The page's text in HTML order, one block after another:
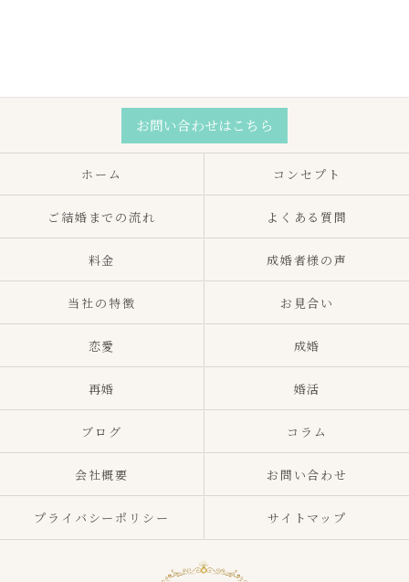
お問い合わせはこちら
ホーム コンセプト
ご結婚までの流れ よくある質問
料金 成婚者様の声
当社の特徴 お見合い
恋愛 成婚
再婚 婚活
ブログ コラム
会社概要 お問い合わせ
プライバシーポリシー サイトマップ